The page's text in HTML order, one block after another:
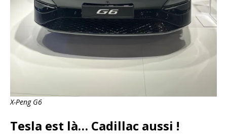
X-Peng G6
Tesla est là… Cadillac aussi !